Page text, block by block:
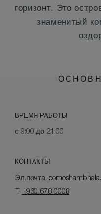
горизонт. Это
знаменитый
ВРЕМЯ РАБОТЫ
с 9:00 до 21:00
КОНТАКТЫ
Эл.почта.
T. +960 678 0008